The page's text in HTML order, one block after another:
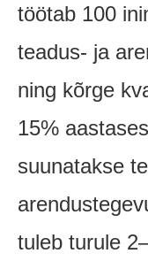
töötab 100
teadus- ja
ning kõrge
15%
suunatakse
tuleb turule